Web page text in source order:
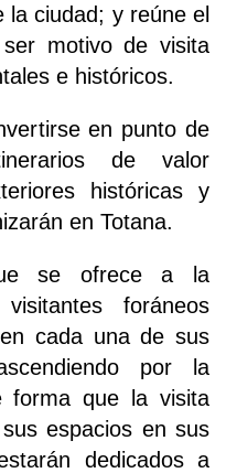
la ciudad; y reúne el
motivo de visita
e históricos.
en punto de
de valor
históricas y
en Totana.
se ofrece a la
foráneos
cada una de sus
por la
forma que la visita
espacios en sus
dedicados a